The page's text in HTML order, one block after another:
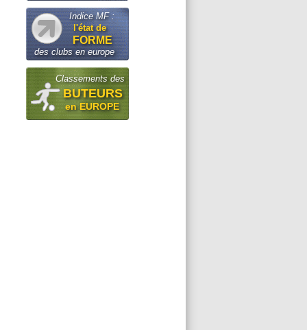
Indice MF :
l'état de
FORME
des clubs en europe
Classements des
BUTEURS
en EUROPE